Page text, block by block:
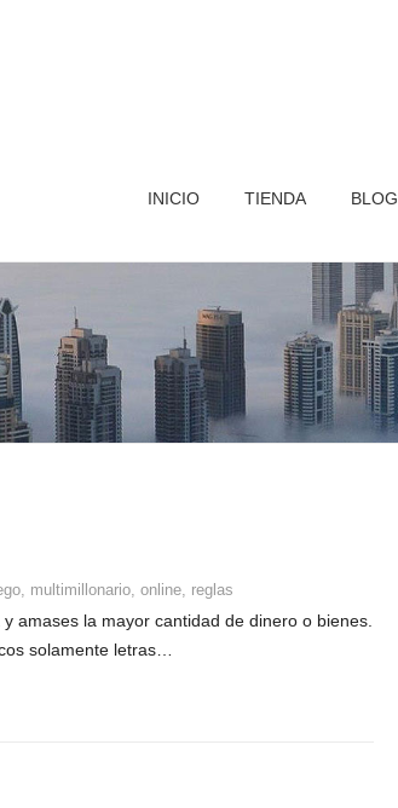
INICIO TIENDA BLOG
, multimillonario, online, reglas
amases la mayor cantidad de dinero o bienes.
solamente letras…